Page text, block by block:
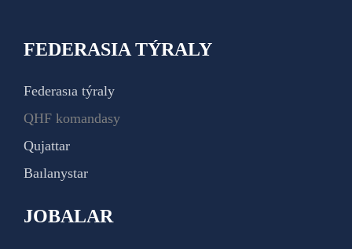
FEDERASIA TÝRALY
Federasıa týraly
QHF komandasy
Qujattar
Baılanystar
JOBALAR